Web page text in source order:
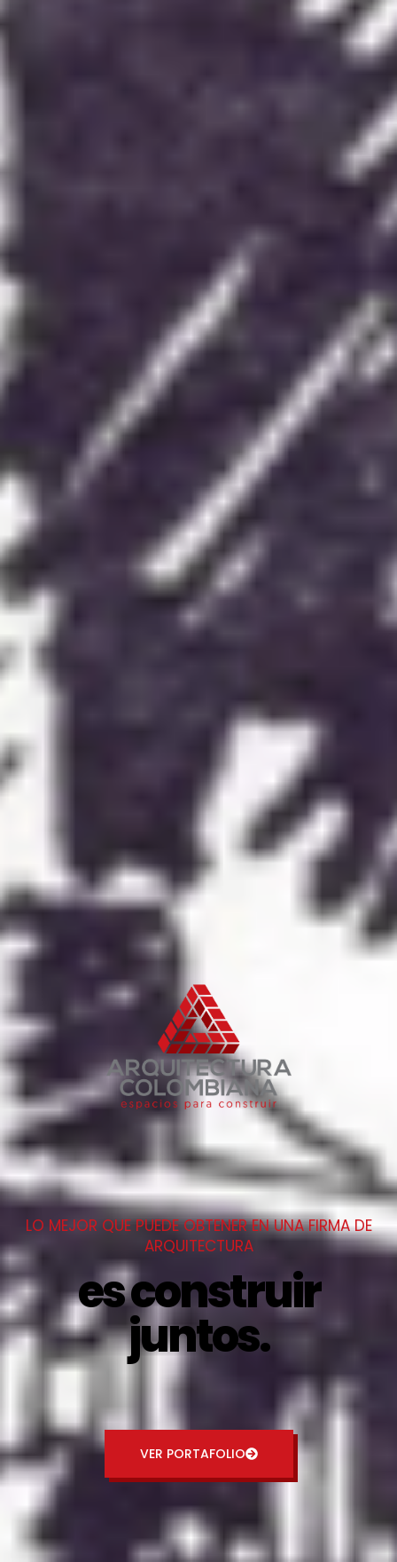
LO MEJOR QUE PUEDE OBTENER EN UNA FIRMA DE
ARQUITECTURA
es construir
juntos.
VER PORTAFOLIO